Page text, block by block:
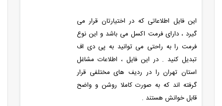
این فایل اطلاعاتی که در اختیارتان قرار می
گیرد ، دارای فرمت اکسل می باشد و این نوع
فرمت را به راحتی می توانید به پی دی اف
تبدیل کنید . در این فایل ، اطلاعات مشاغل
استان تهران را در ردیف های مختلفی قرار
گرفته اند که به صورت کاملا روشن و واضح
قابل خوانش هستند .